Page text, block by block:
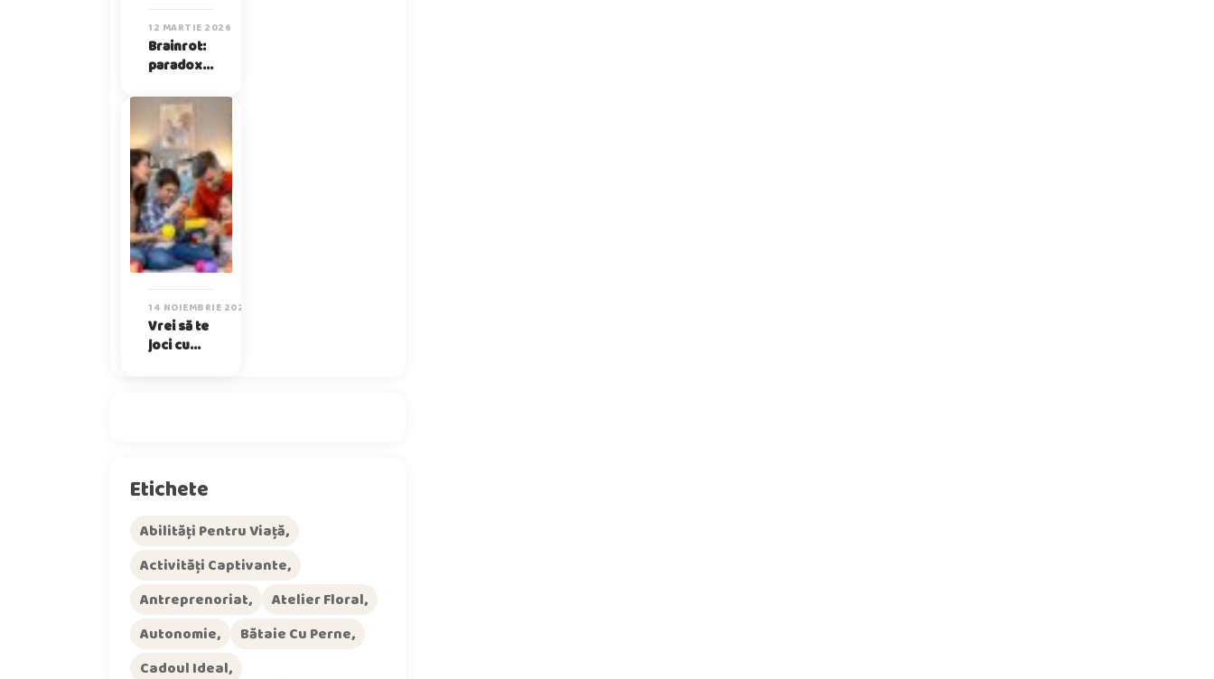
12 MARTIE 2026
Brainrot:
paradoxul
fără sens
pe care
copiii le
iubesc
14 NOIEMBRIE 2025
Vrei să te
joci cu
Etichete
Abilități Pentru Viață
Activități Captivante
Antreprenoriat
Atelier Floral
Autonomie
Bătaie Cu Perne
Cadoul Ideal